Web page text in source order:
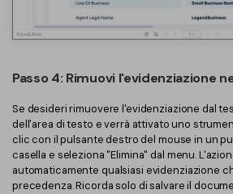
Passo 4: Rimuovi l'evidenziazione
Se desideri rimuovere l'evidenziazione dal
dell'area di testo e verrà attivato uno
clic con il pulsante destro del mouse in un
casella e seleziona "Elimina" dal menu.
automaticamente qualsiasi evidenziazione
precedenza. Ricorda solo di salvare il